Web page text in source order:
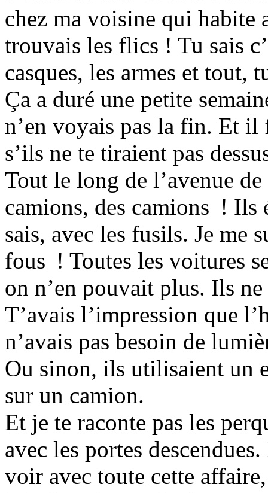
chez ma voisine qui habite
trouvais les flics ! Tu sais
casques, les armes et
Ça a duré une petite
n’en voyais pas la fin. Et il
s’ils ne te tiraient pas
Tout le long de l’avenue
camions, des camions ! Ils
sais, avec les fusils. Je me
fous ! Toutes les voitures
on n’en pouvait plus. Ils
T’avais l’impression que
n’avais pas besoin de
Ou sinon, ils utilisaient un
sur un camion.
Et je te raconte pas les
avec les portes
voir avec toute cette